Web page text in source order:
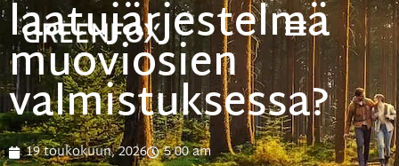
laatujärjestelmä
muoviosien
valmistuksessa?
19 toukokuun, 2026 5:00 am